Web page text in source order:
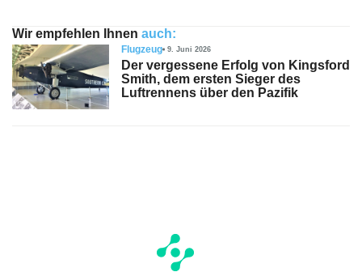
Wir empfehlen Ihnen auch:
Flugzeug 9. Juni 2026
Der vergessene Erfolg von Kingsford
Smith, dem ersten Sieger des
Luftrennens über den Pazifik